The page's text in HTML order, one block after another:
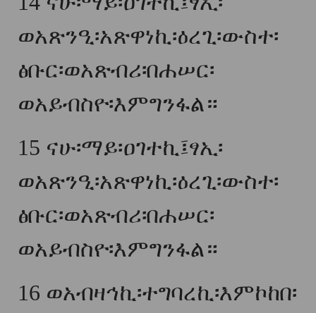
ወአጽንዒ፡አጽዋነኪ፡ዕረጊ፡ውስተ፡
ፅቡር፡ወአጽብሪ፡በሐሠር፡
ወአይብስዮ፡እምግንፋል።
15 ናሁ፡ማይ፡ዐገተኪ፤ፃኢ፡
ወአጽንዒ፡አጽዋነኪ፡ዕረጊ፡ውስተ፡
ፅቡር፡ወአጽብሪ፡በሐሠር፡
ወአይብስዮ፡እምግንፋል።
16 ወአብዛኅኪ፡ተግባረኪ፡እምኮከበ፡